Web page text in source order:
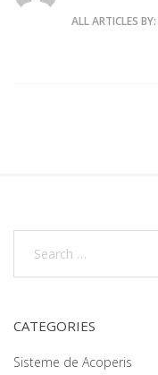
ALL ARTICLES BY:
CATEGORIES
Sisteme de Acoperis